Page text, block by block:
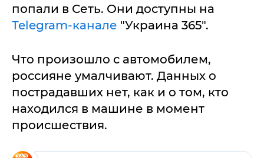
попали в Сеть. Они доступны на
Telegram-канале "Украина 365".
Что произошло с автомобилем,
россияне умалчивают. Данных о
пострадавших нет, как и о том, кто
находился в машине в момент
происшествия.